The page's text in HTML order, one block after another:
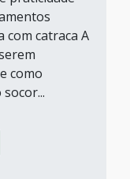
com catraca A
como